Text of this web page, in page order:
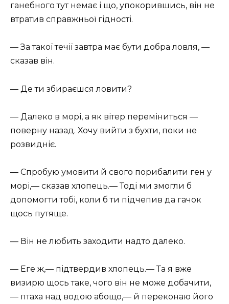
ганебного тут немає і що, упокорившись, він не
втратив справжньої гідності.
— За такої течії завтра має бути добра ловля, —
сказав він.
— Де ти збираєшся ловити?
— Далеко в морі, а як вітер переміниться —
поверну назад. Хочу вийти з бухти, поки не
розвидніє.
— Спробую умовити й свого порибалити ген у
морі,— сказав хлопець.— Тоді ми змогли б
допомогти тобі, коли б ти підчепив да гачок
щось путяще.
— Він не любить заходити надто далеко.
— Еге ж,— підтвердив хлопець.— Та я вже
визирю щось таке, чого він не може добачити,
— птаха над водою абощо,— й переконаю його